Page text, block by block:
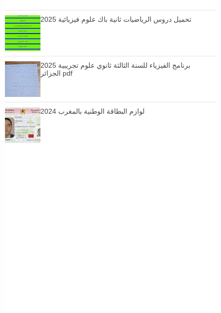
تحميل دروس الرياضيات ثانية باك علوم فيزيائية 2025
برنامج الفيزياء للسنة الثالثة ثانوي علوم تجريبية 2025
الجزائر pdf
لوازم البطاقة الوطنية بالمغرب 2024